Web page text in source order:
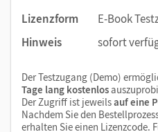
Audios
Videos
PDF-Dateien
Links
Lizenzform
E-Book
Hinweis
sofort
Der Testzugang (Demo)
Tage lang kostenlos
Der Zugriff ist jeweilsauf eine
Nachdem Sie den
erhalten Sie einen Lizenzcode.